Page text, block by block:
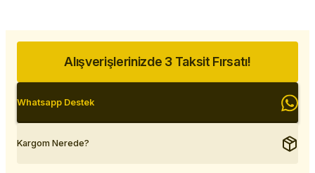
Alışverişlerinizde 3 Taksit Fırsatı!
Whatsapp Destek
Kargom Nerede?